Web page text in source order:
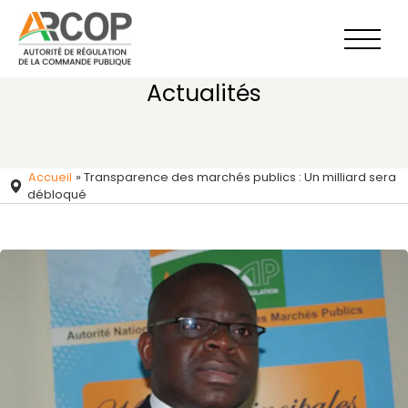
contenu
Actualités
Accueil » Transparence des marchés publics : Un milliard sera
débloqué